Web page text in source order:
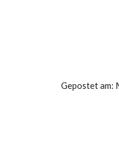
Gepostet am: